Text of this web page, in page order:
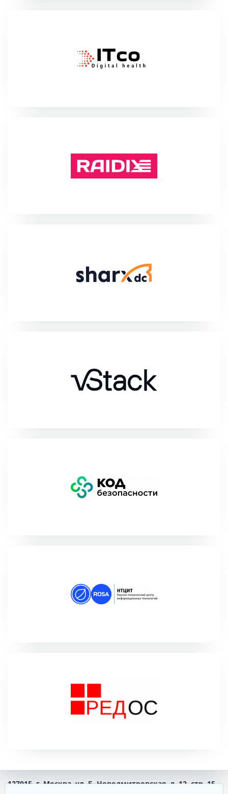
127015,г. Москва,ул. Б. Новодмитровская, д. 12, стр. 15,